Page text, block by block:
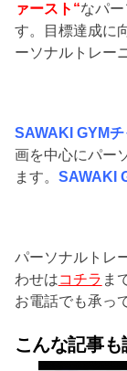
ァースト“なパ
す。目標達成に
ーソナルトレー
SAWAKI GYM
画を中心にパー
ます。 SAWAKI
パーソナルトレ
わせはコチラ ま
お電話でも承っ
こんな記事